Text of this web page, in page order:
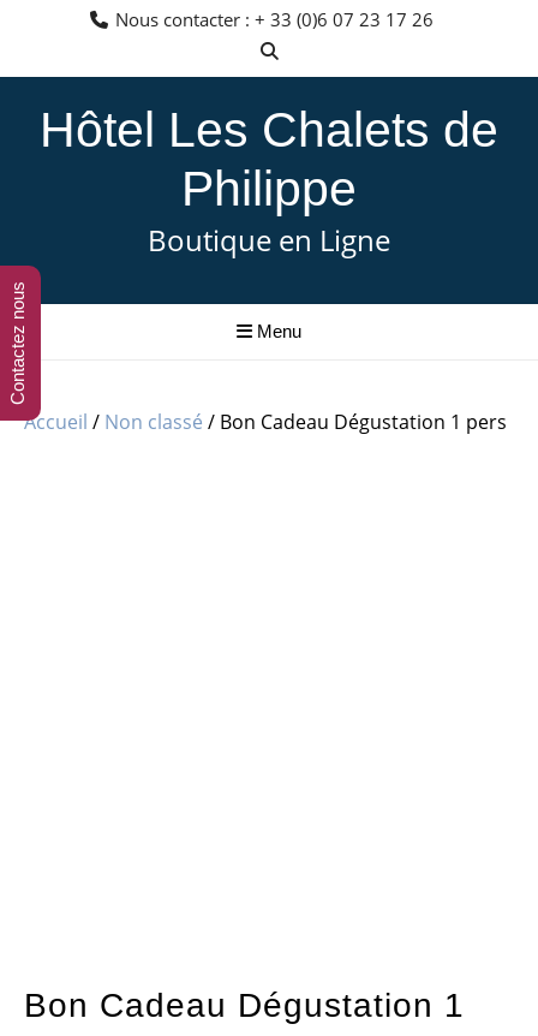
contenu
Nous contacter : + 33 (0)6 07 23 17 26
Hôtel Les Chalets de
Philippe
Boutique en Ligne
Menu
Accueil / Non classé / Bon Cadeau Dégustation 1 pers
Bon Cadeau Dégustation 1
Contactez nous